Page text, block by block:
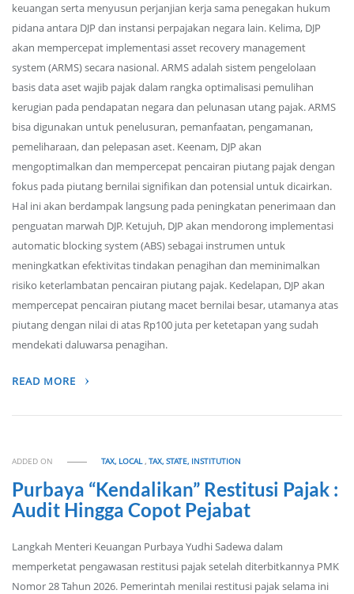
keuangan serta menyusun perjanjian kerja sama penegakan hukum
pidana antara DJP dan instansi perpajakan negara lain. Kelima, DJP
akan mempercepat implementasi asset recovery management
system (ARMS) secara nasional. ARMS adalah sistem pengelolaan
basis data aset wajib pajak dalam rangka optimalisasi pemulihan
kerugian pada pendapatan negara dan pelunasan utang pajak. ARMS
bisa digunakan untuk penelusuran, pemanfaatan, pengamanan,
pemeliharaan, dan pelepasan aset. Keenam, DJP akan
mengoptimalkan dan mempercepat pencairan piutang pajak dengan
fokus pada piutang bernilai signifikan dan potensial untuk dicairkan.
Hal ini akan berdampak langsung pada peningkatan penerimaan dan
penguatan marwah DJP. Ketujuh, DJP akan mendorong implementasi
automatic blocking system (ABS) sebagai instrumen untuk
meningkatkan efektivitas tindakan penagihan dan meminimalkan
risiko keterlambatan pencairan piutang pajak. Kedelapan, DJP akan
mempercepat pencairan piutang macet bernilai besar, utamanya atas
piutang dengan nilai di atas Rp100 juta per ketetapan yang sudah
mendekati daluwarsa penagihan.
READ MORE
ADDED ON TAX, LOCAL,TAX, STATE, INSTITUTION
Purbaya “Kendalikan” Restitusi Pajak :
Audit Hingga Copot Pejabat
Langkah Menteri Keuangan Purbaya Yudhi Sadewa dalam
memperketat pengawasan restitusi pajak setelah diterbitkannya PMK
Nomor 28 Tahun 2026. Pemerintah menilai restitusi pajak selama ini